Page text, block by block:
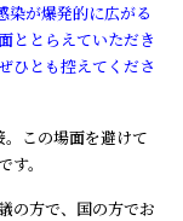
染が爆発的に広がる
ととらえていただき
ひとも控えてくださ
。この場面を避けて
。
の方で、国の方でお